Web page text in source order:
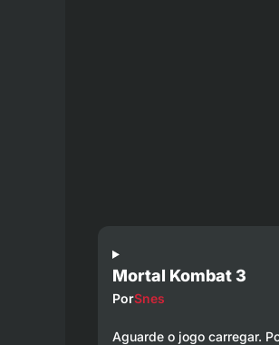
Mortal Kombat 3
PorSnes
Aguarde o jogo carregar.